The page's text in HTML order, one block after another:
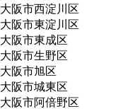
大阪市西淀川区
大阪市東淀川区
大阪市東成区
大阪市生野区
大阪市旭区
大阪市城東区
大阪市阿倍野区